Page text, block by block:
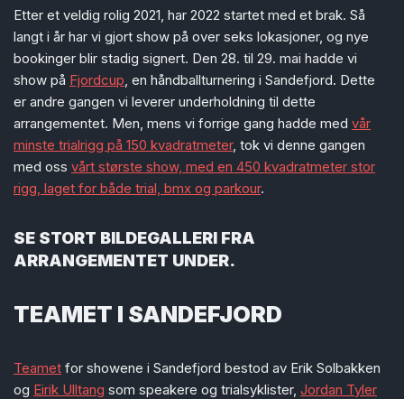
Etter et veldig rolig 2021, har 2022 startet med et brak. Så
langt i år har vi gjort show på over seks lokasjoner, og nye
bookinger blir stadig signert. Den 28. til 29. mai hadde vi
show på Fjordcup, en håndballturnering i Sandefjord. Dette
er andre gangen vi leverer underholdning til dette
arrangementet. Men, mens vi forrige gang hadde med vår
minste trialrigg på 150 kvadratmeter, tok vi denne gangen
med oss vårt største show, med en 450 kvadratmeter stor
rigg, laget for både trial, bmx og parkour.
SE STORT BILDEGALLERI FRA
ARRANGEMENTET UNDER.
TEAMET I SANDEFJORD
Teamet for showene i Sandefjord bestod av Erik Solbakken
og Eirik Ulltang som speakere og trialsyklister, Jordan Tyler